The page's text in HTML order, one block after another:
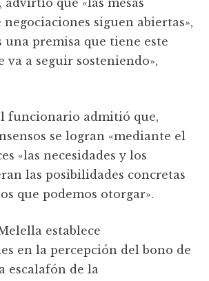
que «las mesas
siguen abiertas»,
una premisa que tiene este
va a seguir sosteniendo»,
funcionario admitió que,
se logran «mediante el
«las necesidades y los
las posibilidades concretas
que podemos otorgar».
establece
en la percepción del bono de
escalafón de la